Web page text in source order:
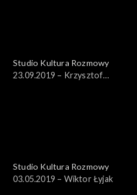
Studio Kultura Rozmowy
23.09.2019 – Krzysztof
Studio Kultura Rozmowy
03.05.2019 – Wiktor Łyjak